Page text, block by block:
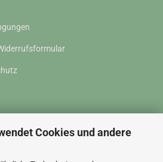
Cookies und andere